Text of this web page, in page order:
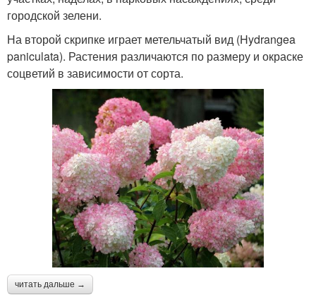
городской зелени.
На второй скрипке играет метельчатый вид (Hydrangea
paniculata). Растения различаются по размеру и окраске
соцветий в зависимости от сорта.
читать дальше →